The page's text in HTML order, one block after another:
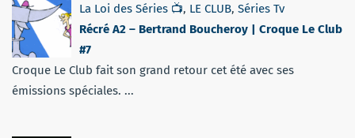
La Loi des Séries 📺, LE CLUB, Séries Tv
Récré A2 – Bertrand Boucheroy | Croque Le Club
#7
Croque Le Club fait son grand retour cet été avec ses
émissions spéciales. ...